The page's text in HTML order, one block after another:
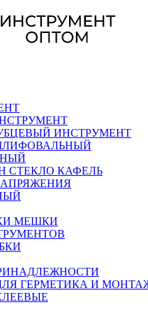
ИНСТРУМЕНТ
СТЕКЛО КАФЕЛЬ
МЕШКИ
ГЕРМЕТИКА И